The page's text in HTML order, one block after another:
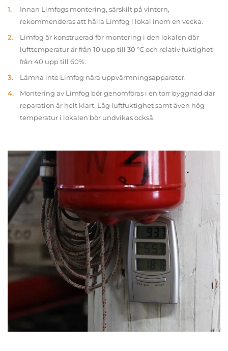
Innan Limfogs montering, särskilt på vintern,
rekommenderas att hålla Limfog i lokal inom en vecka.
Limfog är konstruerad för montering i den lokalen där
lufttemperatur är från 10 upp till 30 °C och relativ fuktighet
från 40 upp till 60%.
Lämna inte Limfog nära uppvärmningsapparater.
Montering av Limfog bör genomföras i en torr byggnad där
reparation är helt klart. Låg luftfuktighet samt även hög
temperatur i lokalen bör undvikas också.